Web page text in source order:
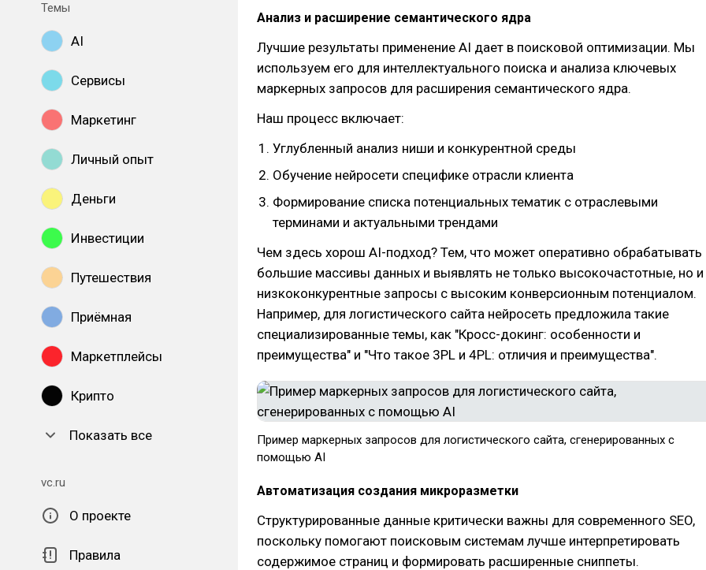
Темы
AI
Сервисы
Маркетинг
Личный опыт
Деньги
Инвестиции
Путешествия
Приёмная
Маркетплейсы
Крипто
Показать все
vc.ru
О проекте
Правила
Анализ и расширение семантического ядра
Лучшие результаты применение AI дает в поисковой оптимизации. Мы
используем его для интеллектуального поиска и анализа ключевых
маркерных запросов для расширения семантического ядра.
Наш процесс включает:
Углубленный анализ ниши и конкурентной среды
Обучение нейросети специфике отрасли клиента
Формирование списка потенциальных тематик с отраслевыми
терминами и актуальными трендами
Чем здесь хорош AI-подход? Тем, что может оперативно обрабатывать
большие массивы данных и выявлять не только высокочастотные, но и
низкоконкурентные запросы с высоким конверсионным потенциалом.
Например, для логистического сайта нейросеть предложила такие
специализированные темы, как "Кросс-докинг: особенности и
преимущества" и "Что такое 3PL и 4PL: отличия и преимущества".
Пример маркерных запросов для логистического сайта, сгенерированных с
помощью AI
Автоматизация создания микроразметки
Структурированные данные критически важны для современного SEO,
поскольку помогают поисковым системам лучше интерпретировать
содержимое страниц и формировать расширенные сниппеты.